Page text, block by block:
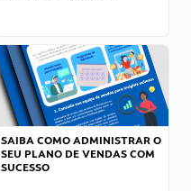
SAIBA COMO ADMINISTRAR O
SEU PLANO DE VENDAS COM
SUCESSO